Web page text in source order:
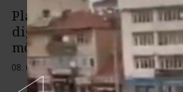
Platby z plánu obnovy na
digitalizačné projekty na
môžu byť ohrozené, varuje
08. 08. 2026 |7 komentárov